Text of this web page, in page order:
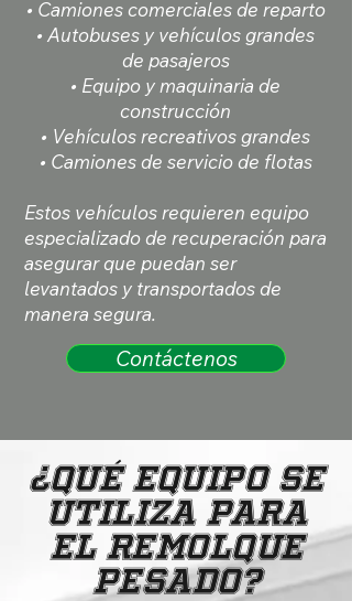
• Camiones comerciales de reparto
• Autobuses y vehículos grandes
de pasajeros
• Equipo y maquinaria de
construcción
• Vehículos recreativos grandes
• Camiones de servicio de flotas
Estos vehículos requieren equipo
especializado de recuperación para
asegurar que puedan ser
levantados y transportados de
manera segura.
Contáctenos
¿Qué equipo se
utiliza para
el remolque
pesado?